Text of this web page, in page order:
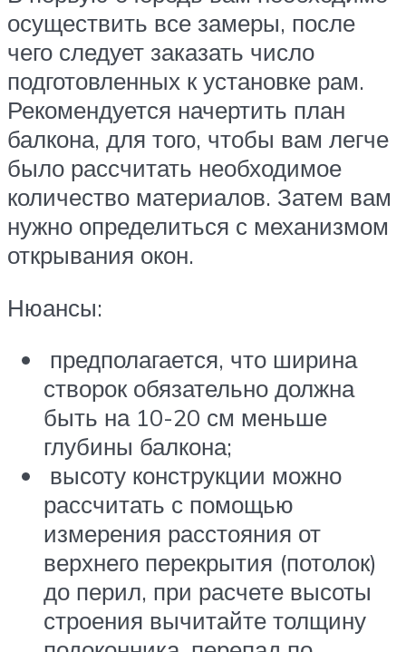
осуществить все замеры, после
чего следует заказать число
подготовленных к установке рам.
Рекомендуется начертить план
балкона, для того, чтобы вам легче
было рассчитать необходимое
количество материалов. Затем вам
нужно определиться с механизмом
открывания окон.
Нюансы:
предполагается, что ширина
створок обязательно должна
быть на 10-20 см меньше
глубины балкона;
высоту конструкции можно
рассчитать с помощью
измерения расстояния от
верхнего перекрытия (потолок)
до перил, при расчете высоты
строения вычитайте толщину